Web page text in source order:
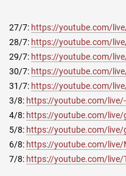
27/7: https://youtube.com/
28/7: https://youtube.com/
29/7: https://youtube.com/
30/7: https://youtube.com/
31/7: https://youtube.com/
3/8: https://youtube.com/
4/8: https://youtube.com/live/
5/8: https://youtube.com/live/
6/8: https://youtube.com/live/
7/8: https://youtube.com/live/